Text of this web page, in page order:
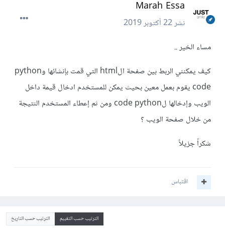
Marah Essa
نشر22 أكتوبر 2019
مساء الخير ..
كيف يمكنني الربط بين صفحة الhtml التي قمت بإنشائها وpython
code يقوم بعمل معين بحيث يمكن للمستخدم ادخال قيمة داخل
الويب وإدخالها لcode python ومن ثم إعطاء المستخدم النتيجة
من خلال صفحة الويب ؟
شكراً جزيلاً
اقتباس
الترتيب حسب التقييم الترتيب حسب التاريخ